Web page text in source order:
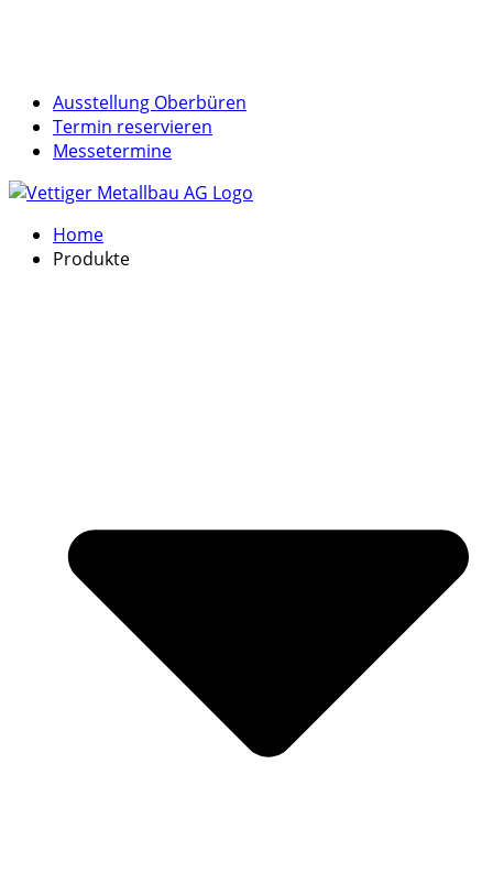
Ausstellung Oberbüren
Termin reservieren
Messetermine
Home
Produkte